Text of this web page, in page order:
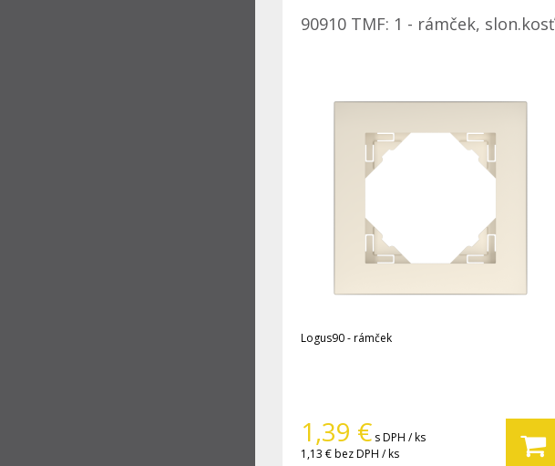
90910 TMF: 1 - rámček, slon.kosť
Logus90 - rámček
1,39 € s DPH / ks
1,13 €bez DPH / ks